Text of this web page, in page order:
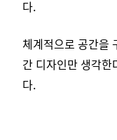
다.
체계적으로 공간을
간 디자인만 생각한
다.